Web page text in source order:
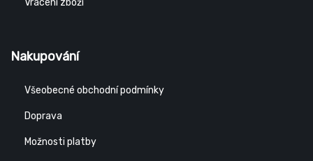
Vrácení zboží
Nakupování
Všeobecné obchodní podmínky
Doprava
Možnosti platby